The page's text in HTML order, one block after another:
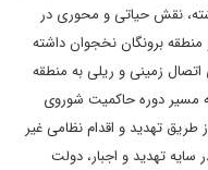
نقش حیاتی و محوری در
برونگان نخجوان داشته
اتصال زمینی و ریلی به منطقه
مسیر دوره حاکمیت شوروی
طریق تهدید و اقدام نظامی غیر
تهدید و اجبار، دولت